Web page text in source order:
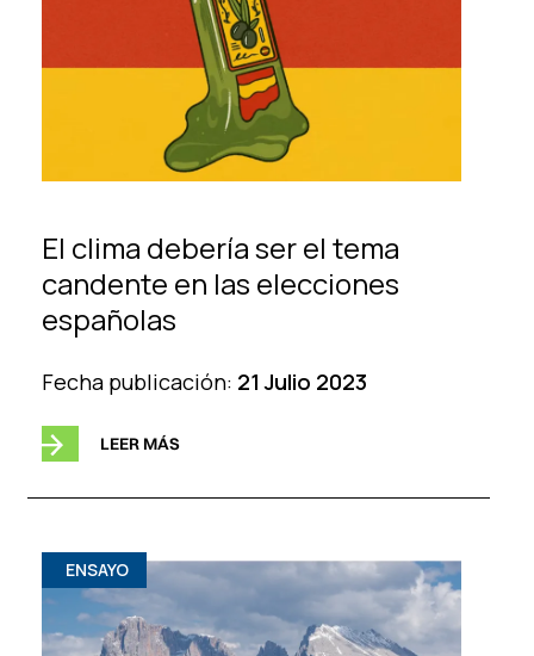
El clima debería ser el tema
candente en las elecciones
españolas
Fecha publicación: 21 Julio 2023
LEER MÁS
ENSAYO